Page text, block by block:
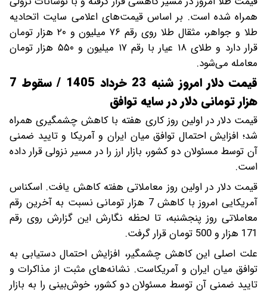
همراه شده است. بر اساس قیمت‌های اعلامی سایت اتحادیه
طلا و جواهر، مثقال طلا روی رقم ۷۶ میلیون و ۲۰ هزار تومان
قرار دارد و طلای ۱۸ عیار با رقم ۱۷ میلیون و ۵۵۰ هزار تومان
معامله می‌شود.
قیمت دلار امروز شنبه 23 خرداد 1405 / سقوط 7
هزار تومانی دلار در سایه توافق
قیمت دلار در اولین روز کاری هفته با کاهش چشمگیری همراه
شد؛ افزایش احتمال توافق میان ایران و آمریکا و تایید ضمنی
آن توسط مسئولان دو کشور، بازار ارز را در مسیر نزولی قرار داده
است.
قیمت دلار در اولین روز معاملاتی هفته کاهش یافت. اسکناس
آمریکایی امروز با کاهش 7 هزار تومانی نسبت به آخرین رقم
معاملاتی روز پنجشنبه، تا لحظه نگارش این گزارش روی رقم
171 هزار و 500 تومان قرار گرفت.
علت اصلی این کاهش چشمگیر، افزایش احتمال دستیابی به
توافق میان ایران و آمریکاست. نشانه‌های مثبت از مذاکرات و
تایید ضمنی آن توسط مسئولان دو کشور، خوش‌بینی را به بازار